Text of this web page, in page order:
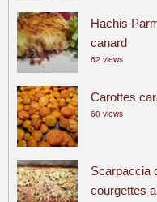
Hachis
canard
62 views
Carottes
60 views
Scarpaccia
courgettes